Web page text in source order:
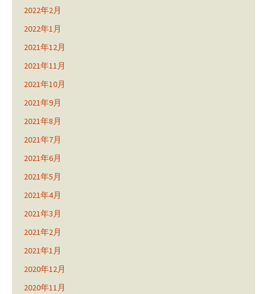
2022年2月
2022年1月
2021年12月
2021年11月
2021年10月
2021年9月
2021年8月
2021年7月
2021年6月
2021年5月
2021年4月
2021年3月
2021年2月
2021年1月
2020年12月
2020年11月